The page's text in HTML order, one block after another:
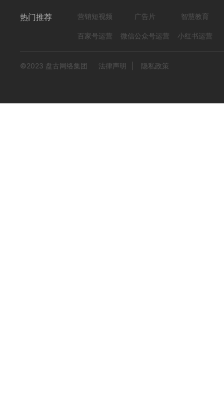
热门推荐 营销短视频 广告片 智慧教育
百家号运营 微信公众号运营 小红书运营
©2023 盘古网络集团 法律声明 隐私政策